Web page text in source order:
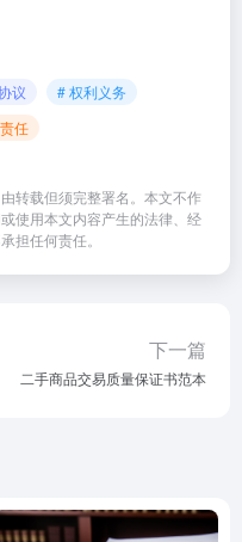
议
# 权利义务
任
转载但须完整署名。本文不作
使用本文内容产生的法律、经
担任何责任。
下一篇
二手商品交易质量保证书范本